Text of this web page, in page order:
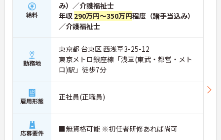
給料
み）／介護福祉士
年収 290万円～350万円程度（諸手当込み）
／介護福祉士
勤務地
東京都 台東区 西浅草3-25-12
東京メトロ銀座線「浅草(東武・都営・メト
ロ)駅」徒歩7分
雇用形態 正社員(正職員)
応募要件 ■無資格可能 ※初任者研修あれば尚可